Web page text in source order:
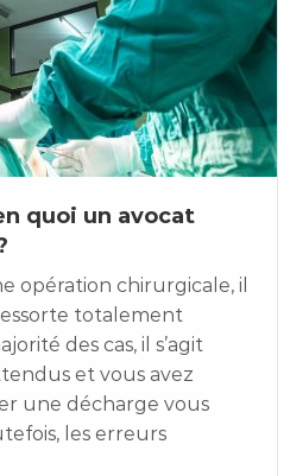
quoi un avocat
opération chirurgicale, il
totalement
des cas, il s’agit
et vous avez
une décharge vous
les erreurs